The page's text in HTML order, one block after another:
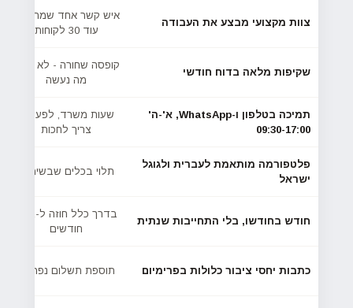
צוות מקצועי מבצע את העבודה
איש קשר אחד שמתפעל
עוד 30 לקוחות
שקיפות מלאה בדוח חודשי
קופסה שחורה - לא ברור
מה נעשה
תמיכה בטלפון ו-WhatsApp, א'-ה'
09:30-17:00
שעות משרד, לפעמים
צריך לחכות
פלטפורמה מותאמת לעברית ולגוגל
ישראל
תלוי בכלים שבשימוש
חודש בחודשו, בלי התחייבות שנתית
חודשים
כתבות יחסי ציבור כלולות בפרימיום תוספת תשלום נפרדת